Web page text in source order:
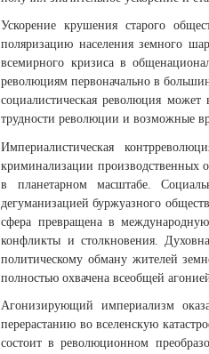
Ускорение крушения старого
поляризацию населения земного
всемирного кризиса в
революциям первоначально в
социалистическая революция
трудности революции и возможные
Империалистическая
криминализации производственных
в планетарном масштабе.
дегуманизацией буржуазного
сфера превращена в
конфликты и столкновения.
политическому обману жителей
полностью охвачена всеобщей
Агонизирующий империализм
перерастанию во вселенскую
состоит в революционном